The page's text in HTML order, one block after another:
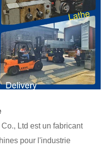
Ltd est un fabricant
pour l'industrie